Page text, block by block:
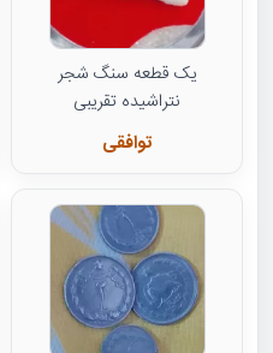
یک قطعه سنگ شجر
نتراشیده تقریبی
توافقی